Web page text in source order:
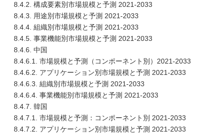
8.4.2. 構成要素別市場規模と予測 2021-2033
8.4.3. 用途別市場規模と予測 2021-2033
8.4.4. 組織別市場規模と予測 2021-2033
8.4.5. 事業機能別市場規模と予測 2021-2033
8.4.6. 中国
8.4.6.1. 市場規模と予測（コンポーネント別）2021-2033
8.4.6.2. アプリケーション別市場規模と予測 2021-2033
8.4.6.3. 組織別市場規模と予測 2021-2033
8.4.6.4. 事業機能別市場規模と予測 2021-2033
8.4.7. 韓国
8.4.7.1. 市場規模と予測：コンポーネント別 2021-2033
8.4.7.2. アプリケーション別市場規模と予測 2021-2033